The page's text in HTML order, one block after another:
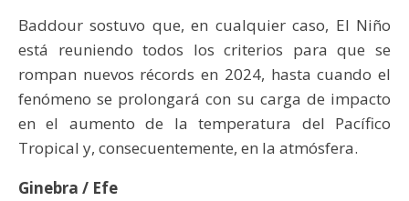
Baddour sostuvo que, en cualquier caso, El Niño
está reuniendo todos los criterios para que se
rompan nuevos récords en 2024, hasta cuando el
fenómeno se prolongará con su carga de impacto
en el aumento de la temperatura del Pacífico
Tropical y, consecuentemente, en la atmósfera.
Ginebra / Efe